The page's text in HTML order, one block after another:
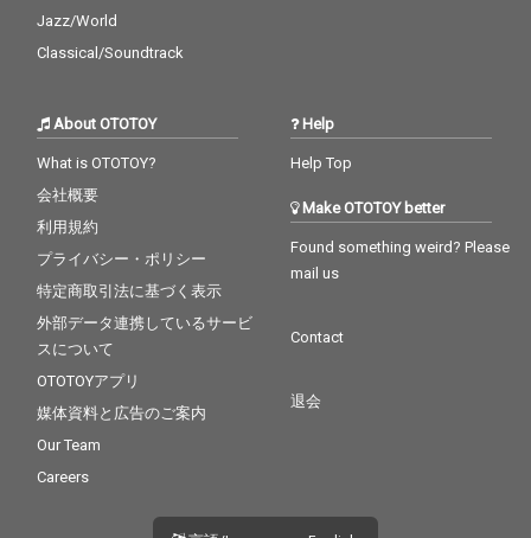
Jazz/World
Classical/Soundtrack
About OTOTOY
What is OTOTOY?
会社概要
利用規約
プライバシー・ポリシー
特定商取引法に基づく表示
外部データ連携しているサービ
スについて
OTOTOYアプリ
媒体資料と広告のご案内
Our Team
Careers
Help
Help Top
Make OTOTOY better
Found something weird? Please
mail us
Contact
退会